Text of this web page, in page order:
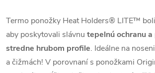
Termo ponožky Heat Holders® LITE™
aby poskytovali slávnu tepelnú ochranu
stredne hrubom profile. Ideálne na
a čižmách! V porovnaní s ponožkami